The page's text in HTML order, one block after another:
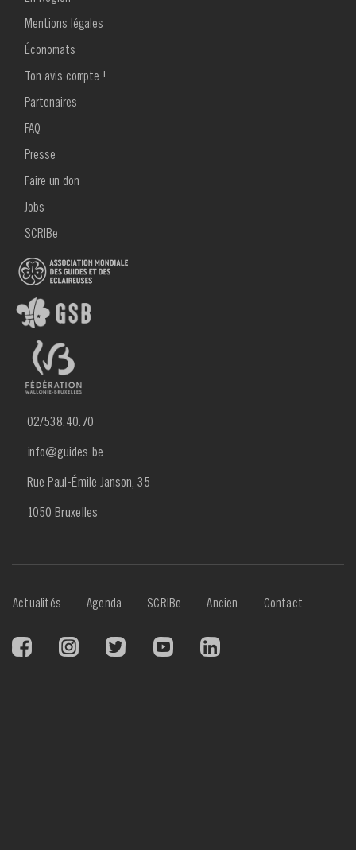
Mentions légales
Économats
Ton avis compte !
MENU
FOOTER
Partenaires
FAQ
Presse
Faire un don
Jobs
SCRIBe
02/538.40.70
info@guides.be
Rue Paul-Émile Janson, 35
1050 Bruxelles
Menu
Footer
3
Actualités Agenda SCRIBe Ancien Contact